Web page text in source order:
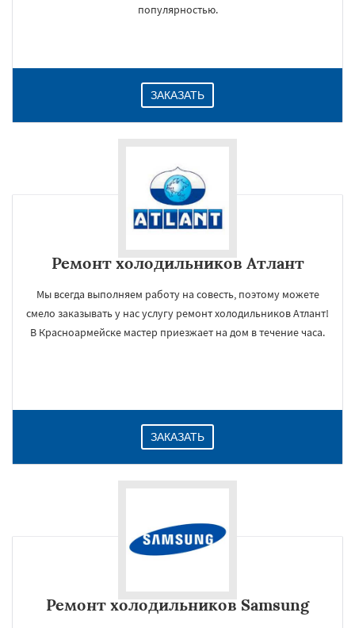
популярностью.
ЗАКАЗАТЬ
Ремонт холодильников Атлант
Мы всегда выполняем работу на совесть, поэтому можете
смело заказывать у нас услугу ремонт холодильников Атлант!
В Красноармейске мастер приезжает на дом в течение часа.
ЗАКАЗАТЬ
Ремонт холодильников Samsung